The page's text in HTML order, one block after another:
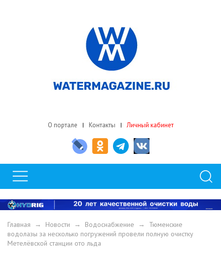
О портале Контакты Личный кабинет
Главная → Новости → Водоснабжение → Тюменские
водолазы за несколько погружений провели полную очистку
Метелёвской станции ото льда